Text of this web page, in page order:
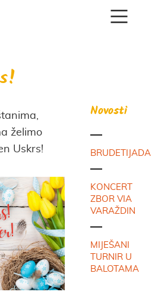
želimo
Uskrs!
Novosti
BRUDETIJADA
KONCERT
ZBOR VIA
VARAŽDIN
MIJEŠANI
TURNIR U
BALOTAMA